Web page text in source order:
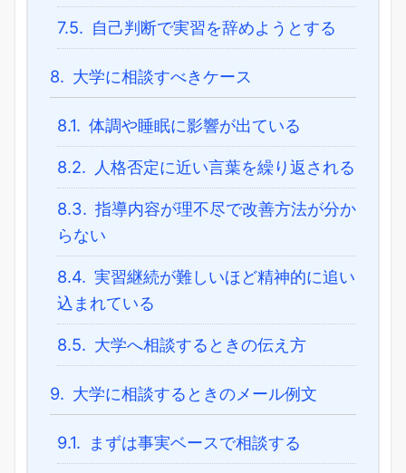
7.5. 自己判断で実習を辞めようとする
8. 大学に相談すべきケース
8.1. 体調や睡眠に影響が出ている
8.2. 人格否定に近い言葉を繰り返される
8.3. 指導内容が理不尽で改善方法が分か
らない
8.4. 実習継続が難しいほど精神的に追い
込まれている
8.5. 大学へ相談するときの伝え方
9. 大学に相談するときのメール例文
9.1. まずは事実ベースで相談する